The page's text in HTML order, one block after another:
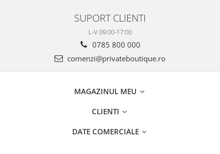
SUPORT CLIENTI
L-V 09:00-17:00
0785 800 000
comenzi@privateboutique.ro
MAGAZINUL MEU
CLIENTI
DATE COMERCIALE